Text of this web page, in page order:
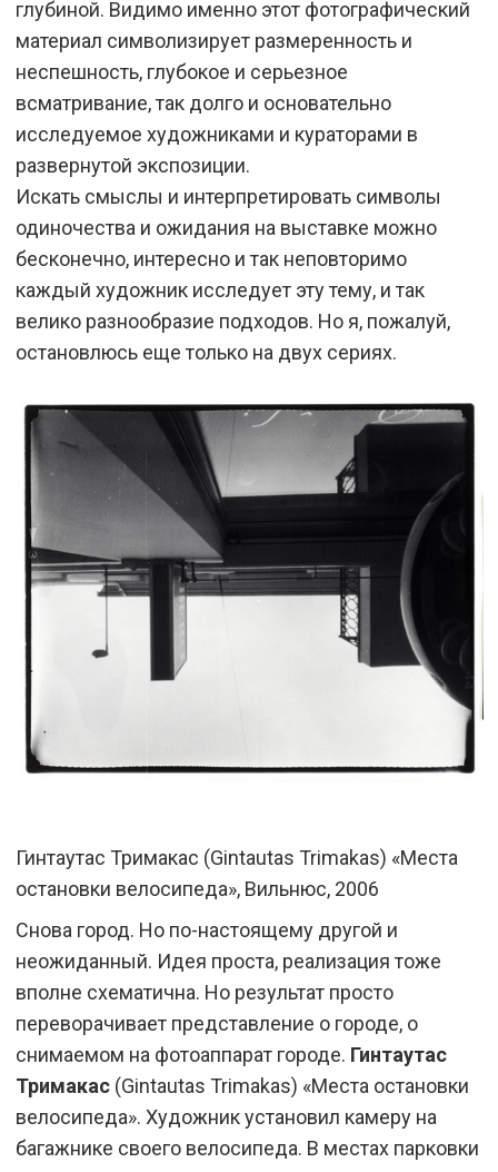
глубиной. Видимо именно этот фотографический
материал символизирует размеренность и
неспешность, глубокое и серьезное
всматривание, так долго и основательно
исследуемое художниками и кураторами в
развернутой экспозиции.
Искать смыслы и интерпретировать символы
одиночества и ожидания на выставке можно
бесконечно, интересно и так неповторимо
каждый художник исследует эту тему, и так
велико разнообразие подходов. Но я, пожалуй,
остановлюсь еще только на двух сериях.
Гинтаутас Тримакас (Gintautas Trimakas) «Места
остановки велосипеда», Вильнюс, 2006
Снова город. Но по-настоящему другой и
неожиданный. Идея проста, реализация тоже
вполне схематична. Но результат просто
переворачивает представление о городе, о
снимаемом на фотоаппарат городе. Гинтаутас
Тримакас(Gintautas Trimakas) «Места остановки
велосипеда». Художник установил камеру на
багажнике своего велосипеда. В местах парковки